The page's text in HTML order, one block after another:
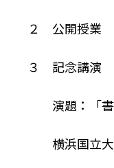
２ 公開授業
３ 記念講演
演題：「書
横浜国立大学